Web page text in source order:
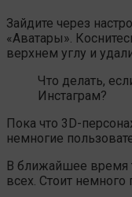
Зайдите через
«Аватары».
верхнем углу и
Что делать,
Инстаграм?
Пока что 3D-
немногие
В ближайшее время
всех. Стоит немного